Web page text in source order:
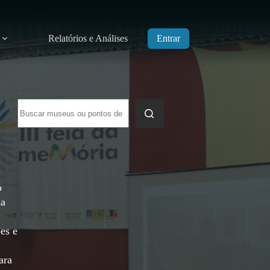
Relatórios e Análises Entrar
resultados
e